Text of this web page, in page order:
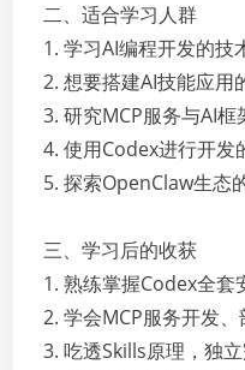
二、适合学习人群
1. 学习AI编程开发的技
2. 想要搭建AI技能应用
3. 研究MCP服务与AI框
4. 使用Codex进行开发
5. 探索OpenClaw生态
三、学习后的收获
1. 熟练掌握Codex全套
2. 学会MCP服务开发
3. 吃透Skills原理，独